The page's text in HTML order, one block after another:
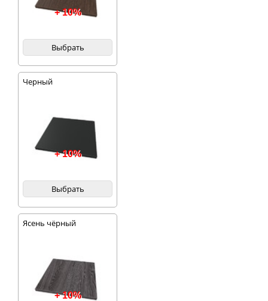
+ 10%
Выбрать
Черный
+ 10%
Выбрать
Ясень чёрный
+ 10%